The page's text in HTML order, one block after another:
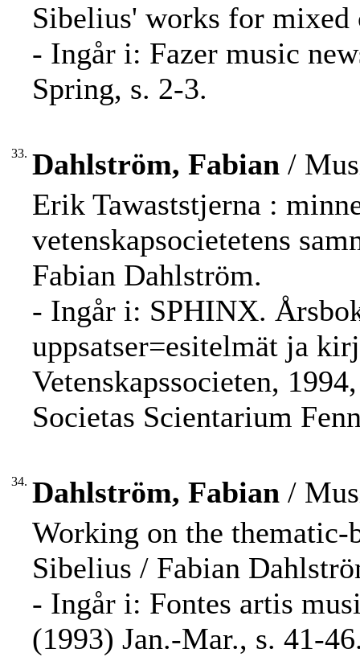
Sibelius' works for mixed
- Ingår i: Fazer music
Spring, s. 2-3.
33. Dahlström, Fabian /
Erik Tawaststjerna :
vetenskapsocietetens
Fabian Dahlström.
- Ingår i: SPHINX.
uppsatser=esitelmät ja
Vetenskapssocieten,
Societas Scientarium
34. Dahlström, Fabian /
Working on the
Sibelius / Fabian
- Ingår i: Fontes artis
(1993) Jan.-Mar., s. 41-